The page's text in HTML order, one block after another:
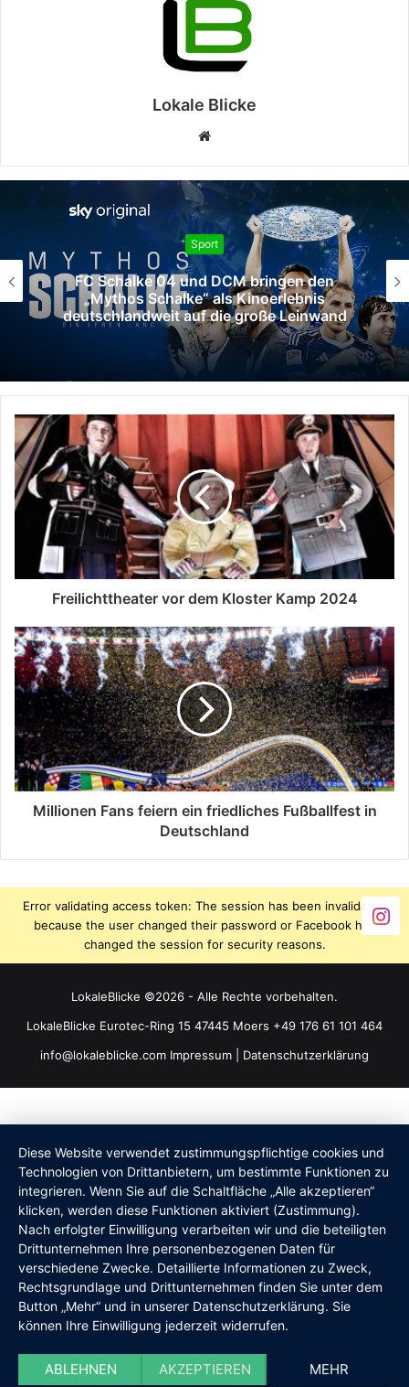
Lokale Blicke
Webseite
Sport
FC Schalke 04 und DCM bringen den
„Mythos Schalke“ als Kinoerlebnis
deutschlandweit auf die große Leinwand
Freilichttheater vor dem Kloster Kamp 2024
Millionen Fans feiern ein friedliches Fußballfest in
Deutschland
Error validating access token: The session has been invalidated
because the user changed their password or Facebook has
changed the session for security reasons.
LokaleBlicke ©2026 - Alle Rechte vorbehalten.
LokaleBlicke Eurotec-Ring 15 47445 Moers +49 176 61 101 464
info@lokaleblicke.com Impressum Datenschutzerklärung
Diese Website verwendet zustimmungspflichtige cookies und
Technologien von Drittanbietern, um bestimmte Funktionen zu
integrieren. Wenn Sie auf die Schaltfläche „Alle akzeptieren“
klicken, werden diese Funktionen aktiviert (Zustimmung).
Nach erfolgter Einwilligung verarbeiten wir und die beteiligten
Drittunternehmen Ihre personenbezogenen Daten für
verschiedene Zwecke. Detaillierte Informationen zu Zweck,
Rechtsgrundlage und Drittunternehmen finden Sie unter dem
Button „Mehr“ und in unserer Datenschutzerklärung. Sie
können Ihre Einwilligung jederzeit widerrufen.
ABLEHNEN AKZEPTIEREN MEHR